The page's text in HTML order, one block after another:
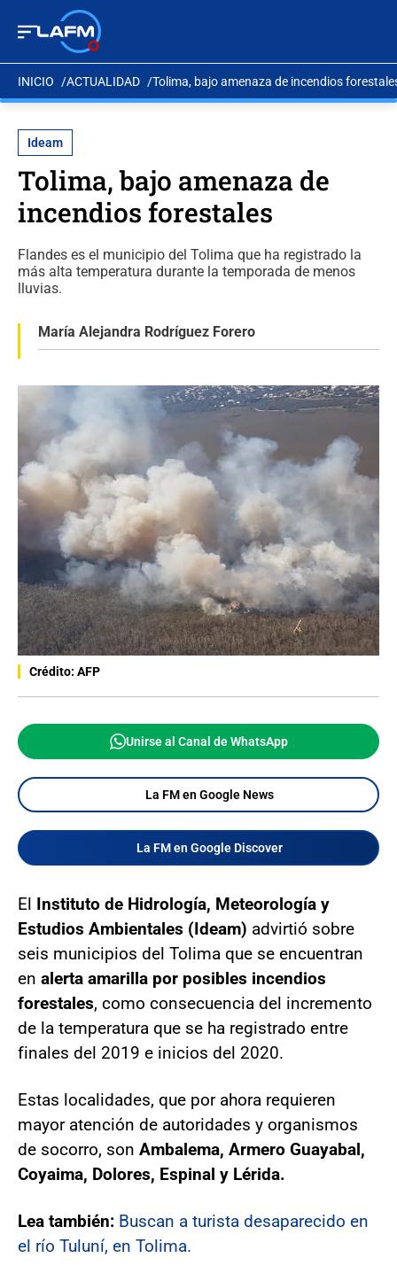
INICIO ACTUALIDAD Tolima, bajo amenaza de incendios
Ideam
Tolima, bajo amenaza de
incendios forestales
Flandes es el municipio del Tolima que ha registrado la
más alta temperatura durante la temporada de menos
lluvias.
María Alejandra Rodríguez Forero
Crédito: AFP
Unirse al Canal de WhatsApp
La FM en Google News
La FM en Google Discover
El Instituto de Hidrología, Meteorología y
Estudios Ambientales (Ideam) advirtió sobre
seis municipios del Tolima que se encuentran
en alerta amarilla por posibles incendios
forestales, como consecuencia del incremento
de la temperatura que se ha registrado entre
finales del 2019 e inicios del 2020.
Estas localidades, que por ahora requieren
mayor atención de autoridades y organismos
de socorro, son Ambalema, Armero Guayabal,
Coyaima, Dolores, Espinal y Lérida.
Lea también: Buscan a turista desaparecido en
el río Tuluní, en Tolima.